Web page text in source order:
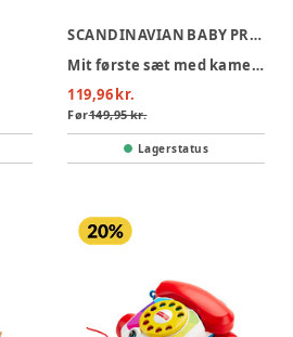
SCANDINAVIAN BABY PRODUCTS
Mit første sæt med kamera & telefon
119,96 kr.
Før149,95 kr.
Lagerstatus